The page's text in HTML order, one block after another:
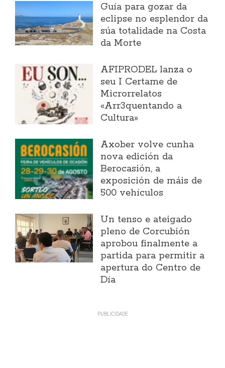
Guía para gozar da
eclipse no esplendor da
súa totalidade na Costa
da Morte
AFIPRODEL lanza o
seu I Certame de
Microrrelatos
«Arr3quentando a
Cultura»
Axober volve cunha
nova edición da
Berocasión, a
exposición de máis de
500 vehículos
Un tenso e ateigado
pleno de Corcubión
aprobou finalmente a
partida para permitir a
apertura do Centro de
Día